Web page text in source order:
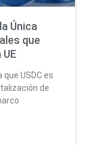
Única
que
USDC es
de